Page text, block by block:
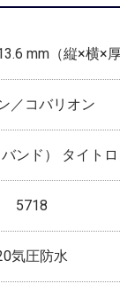
mm（縦×横×厚
／コバリオン
ンド） タイト
5718
気圧防水